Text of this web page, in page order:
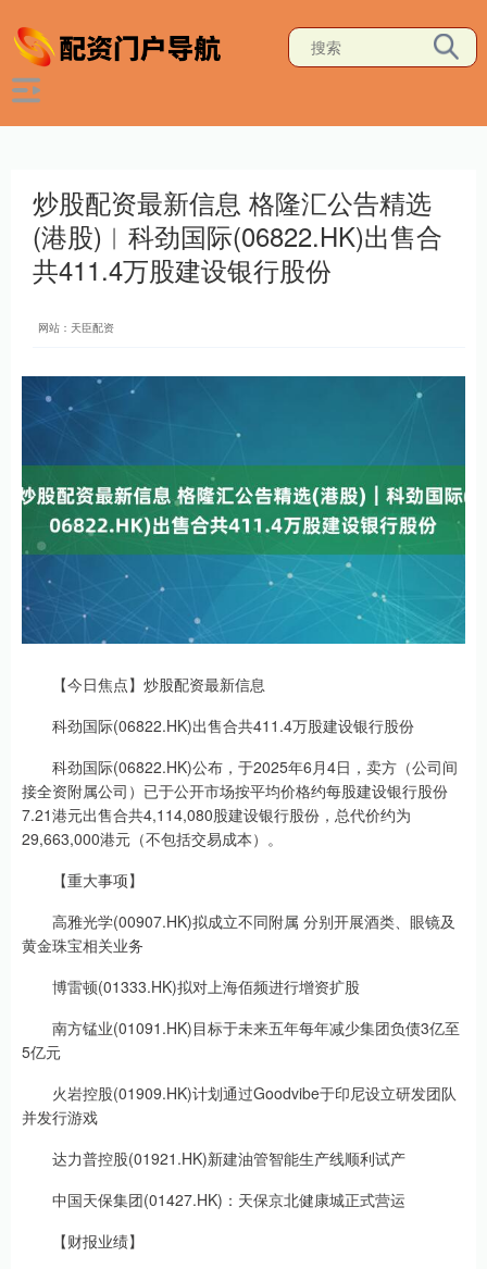
炒股配资最新信息 格隆汇公告精选
(港股)︱科劲国际(06822.HK)出售合
共411.4万股建设银行股份
网站：天臣配资
【今日焦点】炒股配资最新信息
科劲国际(06822.HK)出售合共411.4万股建设银行股份
科劲国际(06822.HK)公布，于2025年6月4日，卖方（公司间
接全资附属公司）已于公开市场按平均价格约每股建设银行股份
7.21港元出售合共4,114,080股建设银行股份，总代价约为
29,663,000港元（不包括交易成本）。
【重大事项】
高雅光学(00907.HK)拟成立不同附属 分别开展酒类、眼镜及
黄金珠宝相关业务
博雷顿(01333.HK)拟对上海佰频进行增资扩股
南方锰业(01091.HK)目标于未来五年每年减少集团负债3亿至
5亿元
火岩控股(01909.HK)计划通过Goodvibe于印尼设立研发团队
并发行游戏
达力普控股(01921.HK)新建油管智能生产线顺利试产
中国天保集团(01427.HK)：天保京北健康城正式营运
【财报业绩】